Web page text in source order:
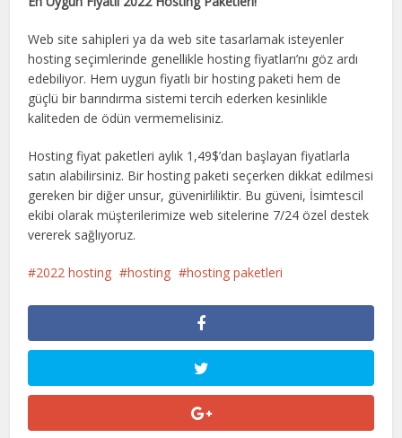
Web site sahipleri ya da web site tasarlamak isteyenler
hosting seçimlerinde genellikle hosting fiyatları’nı göz ardı
edebiliyor. Hem uygun fiyatlı bir hosting paketi hem de
güçlü bir barındırma sistemi tercih ederken kesinlikle
kaliteden de ödün vermemelisiniz.
Hosting fiyat paketleri aylık 1,49$’dan başlayan fiyatlarla
satın alabilirsiniz. Bir hosting paketi seçerken dikkat edilmesi
gereken bir diğer unsur, güvenirliliktir. Bu güveni, İsimtescil
ekibi olarak müşterilerimize web sitelerine 7/24 özel destek
vererek sağlıyoruz.
2022 hosting hosting hosting paketleri